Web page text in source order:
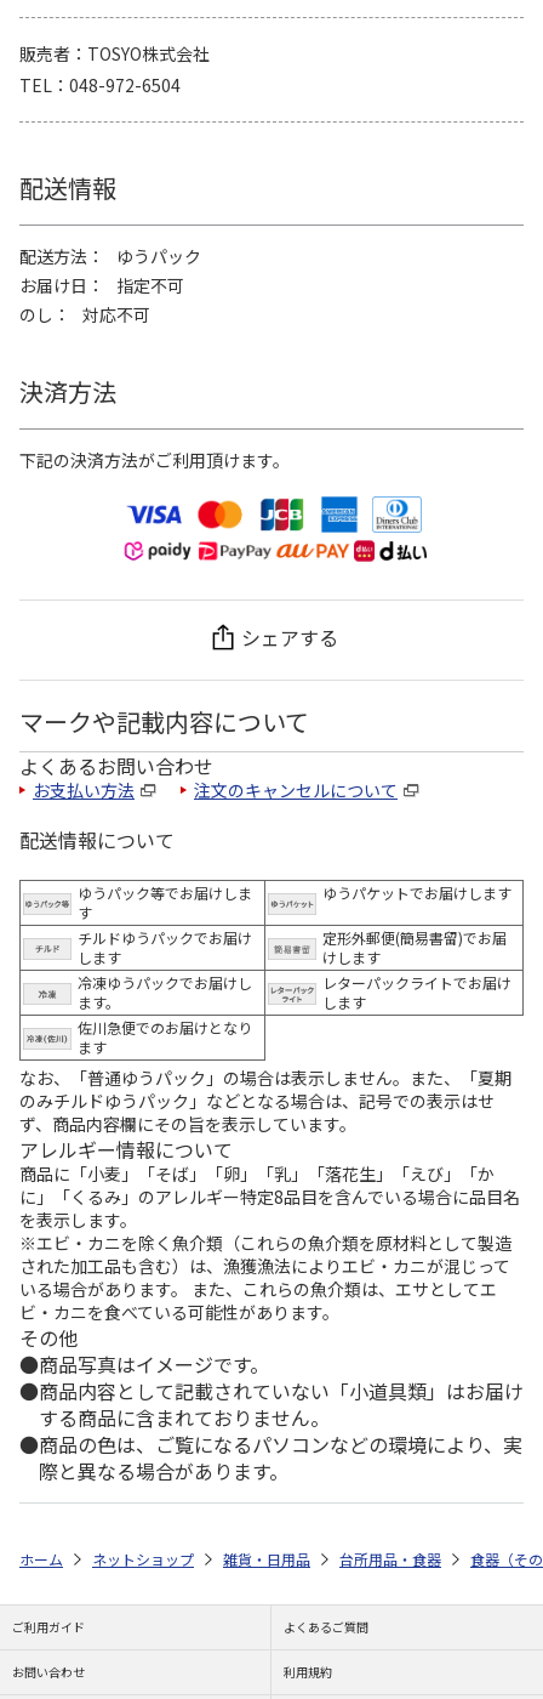
販売者
TOSYO株式会社
TEL
048-972-6504
配送情報
配送方法
ゆうパック
お届け日
指定不可
のし
対応不可
決済方法
下記の決済方法がご利用頂けます。
シェアする
マークや記載内容について
よくあるお問い合わせ
お支払い方法 注文のキャンセルについて
配送情報について
ゆうパック等でお届けしま
す
ゆうパケットでお届けします
チルドゆうパックでお届け
します
定形外郵便(簡易書留)でお届
けします
冷凍ゆうパックでお届けし
ます。
レターパックライトでお届け
します
佐川急便でのお届けとなり
ます
なお、「普通ゆうパック」の場合は表示しません。また、「夏期
のみチルドゆうパック」などとなる場合は、記号での表示はせ
ず、商品内容欄にその旨を表示しています。
アレルギー情報について
商品に「小麦」「そば」「卵」「乳」「落花生」「えび」「か
に」「くるみ」のアレルギー特定8品目を含んでいる場合に品目名
を表示します。
※エビ・カニを除く魚介類（これらの魚介類を原材料として製造
された加工品も含む）は、漁獲漁法によりエビ・カニが混じって
いる場合があります。 また、これらの魚介類は、エサとしてエ
ビ・カニを食べている可能性があります。
その他
商品写真はイメージです。
商品内容として記載されていない「小道具類」はお届け
する商品に含まれておりません。
商品の色は、ご覧になるパソコンなどの環境により、実
際と異なる場合があります。
ホーム ネットショップ 雑貨・日用品 台所用品・食器 食器（そ
ご利用ガイド よくあるご質問
お問い合わせ 利用規約